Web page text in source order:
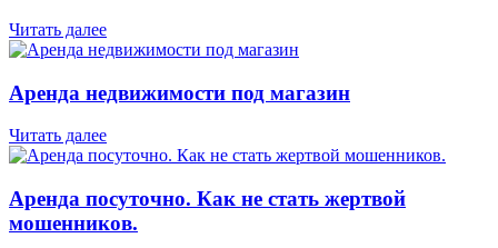
Читать далее
Аренда недвижимости под магазин
Читать далее
Аренда посуточно. Как не стать жертвой
мошенников.